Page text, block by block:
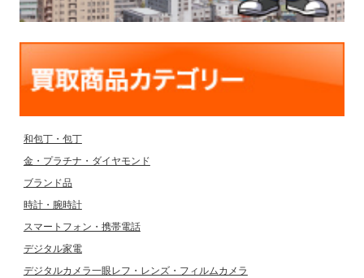
和包丁・包丁
金・プラチナ・ダイヤモンド
ブランド品
時計・腕時計
スマートフォン・携帯電話
デジタル家電
デジタルカメラ一眼レフ・レンズ・フィルムカメラ